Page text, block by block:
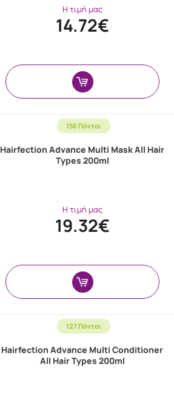
Η τιμή μας
14.72€
156 Πόντοι
Hairfection Advance Multi Mask All Hair
Types 200ml
Η τιμή μας
19.32€
127 Πόντοι
Hairfection Advance Multi Conditioner
All Hair Types 200ml